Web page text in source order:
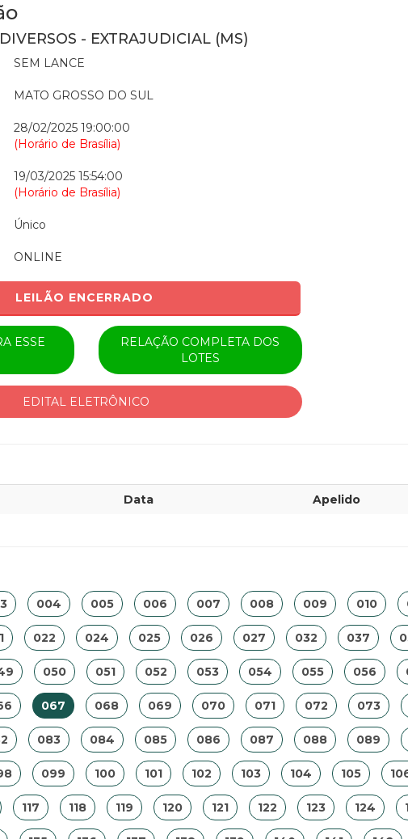
- EXTRAJUDICIAL (MS)
SEM LANCE
MATO GROSSO DO SUL
28/02/2025 19:00:00
(Horário de Brasília)
19/03/2025 15:54:00
(Horário de Brasília)
Único
ONLINE
LEILÃO ENCERRADO
ESSE
RELAÇÃO COMPLETA DOS
LOTES
EDITAL ELETRÔNICO
Data Apelido
004 005 006 007 008 009 010
022 024 025 026 027 032 037
050 051 052 053 054 055 056
067 068 069 070 071 072 073
083 084 085 086 087 088 089
099 100 101 102 103 104 105
117 118 119 120 121 122 123 124